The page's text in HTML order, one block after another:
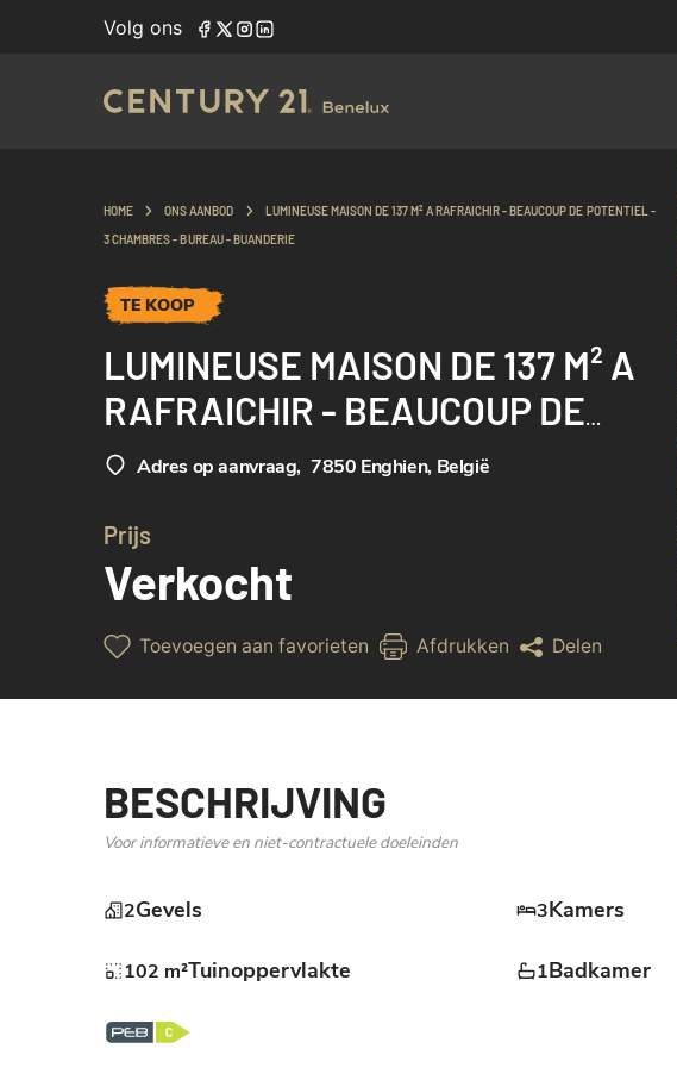
Volg ons
HOME ONS AANBOD
LUMINEUSE MAISON DE 137 M² A RAFRAICHIR - BEAUCOUP DE POTENTIEL -
3 CHAMBRES - BUREAU - BUANDERIE
TE KOOP
LUMINEUSE MAISON DE 137 M² A
RAFRAICHIR - BEAUCOUP DE
POTENTIEL - 3 CHAMBRES -
Adres op aanvraag, 7850 Enghien, België
Prijs
Verkocht
Toevoegen aan favorieten Afdrukken Delen
BESCHRIJVING
Voor informatieve en niet-contractuele doeleinden
2Gevels 3Kamers
102 m²Tuinoppervlakte 1Badkamer